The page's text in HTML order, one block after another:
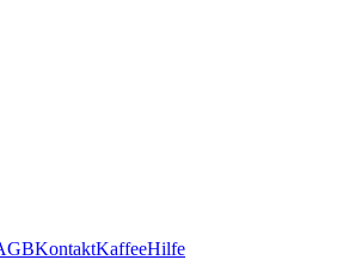
KontaktKaffeeHilfe